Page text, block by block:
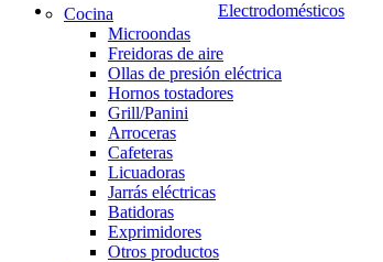
Electrodomésticos
Cocina
Microondas
Freidoras de aire
Ollas de presión eléctrica
Hornos tostadores
Grill/Panini
Arroceras
Cafeteras
Licuadoras
Jarrás eléctricas
Batidoras
Exprimidores
Otros productos